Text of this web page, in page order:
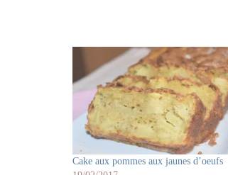
Cake aux pommes aux jaunes d’oeufs